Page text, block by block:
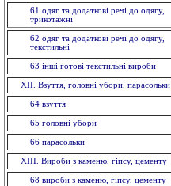
61 одяг та додаткові речі до одягу,
трикотажні
62 одяг та додаткові речі до одягу,
текстильні
63 іншi готовi текстильні вироби
XII. Взуття, головнi убори, парасольки
64 взуття
65 головнi убори
66 парасольки
XIII. Вироби з каменю, гіпсу, цементу
68 вироби з каменю, гiпсу, цементу